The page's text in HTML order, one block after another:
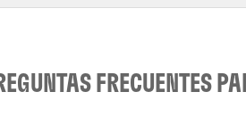
FRECUENTES